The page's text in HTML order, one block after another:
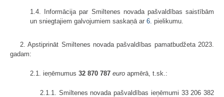
1.4. Informācija par Smiltenes novada pašvaldības saistībām
un sniegtajiem galvojumiem saskaņā ar 6. pielikumu.
2. Apstiprināt Smiltenes novada pašvaldības pamatbudžeta 2023.
gadam:
2.1. ieņēmumus 32 870 787 euro apmērā, t.sk.:
2.1.1. Smiltenes novada pašvaldības ieņēmumi 33 206 382